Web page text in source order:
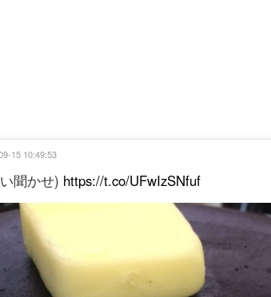
聞かせ) https://t.co/UFwIzSNfuf
15 10:49:53